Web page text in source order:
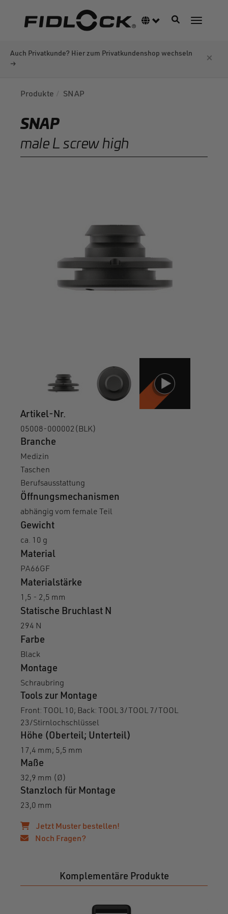
Sprachumschalter
Navigation
Auch Privatkunde? Hier zum Privatkundenshop wechseln
→
×
Produkte SNAP
SNAP
male L screw high
Artikel-Nr.
05008-000002(BLK)
Branche
Medizin
Taschen
Berufsausstattung
Öffnungsmechanismen
abhängig vom female Teil
Gewicht
ca. 10 g
Material
PA66GF
Materialstärke
1,5 - 2,5 mm
Statische Bruchlast N
294 N
Farbe
Black
Montage
Schraubring
Tools zur Montage
Front: TOOL 10; Back: TOOL 3/TOOL 7/TOOL
23/Stirnlochschlüssel
Höhe (Oberteil; Unterteil)
17,4 mm; 5,5 mm
Maße
32,9 mm (Ø)
Stanzloch für Montage
23,0 mm
Jetzt Muster bestellen!
Noch Fragen?
Komplementäre Produkte